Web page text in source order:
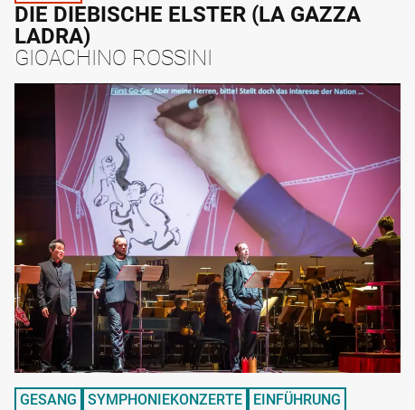
DIE DIEBISCHE ELSTER (LA GAZZA
LADRA)
GIOACHINO ROSSINI
GESANG SYMPHONIEKONZERTE EINFÜHRUNG